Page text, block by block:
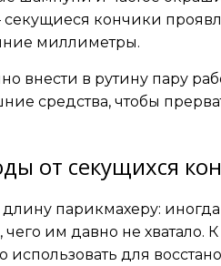
кончики
миллиметры.
внести в рутину пару
средства, чтобы
от секущихся
парикмахеру: иногда
им давно не хватало. К
для